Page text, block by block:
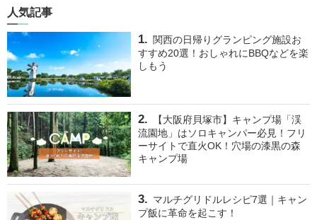
人気記事
関西の日帰りグランピング施設お
すすめ20選！おしゃれにBBQなどを楽
しもう
【大阪府貝塚市】キャンプ場「渓
流園地」はソロキャンパー必見！フリ
ーサイトで直火OK！穴場の漆黒の森
キャンプ場
マルチグリドルレシピ7選｜キャン
プ飯に革命を起こす！